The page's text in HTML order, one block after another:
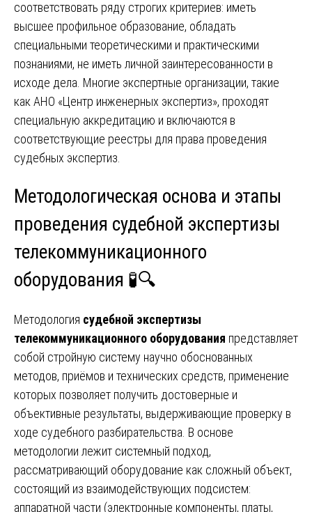
соответствовать ряду строгих критериев: иметь
высшее профильное образование, обладать
специальными теоретическими и практическими
познаниями, не иметь личной заинтересованности в
исходе дела. Многие экспертные организации, такие
как АНО «Центр инженерных экспертиз», проходят
специальную аккредитацию и включаются в
соответствующие реестры для права проведения
судебных экспертиз.
Методологическая основа и этапы
проведения судебной экспертизы
телекоммуникационного
оборудования 🧪🔍
Методология судебной экспертизы
телекоммуникационного оборудования представляет
собой стройную систему научно обоснованных
методов, приёмов и технических средств, применение
которых позволяет получить достоверные и
объективные результаты, выдерживающие проверку в
ходе судебного разбирательства. В основе
методологии лежит системный подход,
рассматривающий оборудование как сложный объект,
состоящий из взаимодействующих подсистем:
аппаратной части (электронные компоненты, платы,